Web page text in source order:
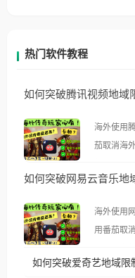
热门软件教程
如何突破腾讯视频地域
海外使用
茄取消海外地区限制。
示语。 海外用户如香港、澳门、台湾、美国、加拿
像其他音
仅能在中国大陆地区
使用番茄
如何突破网易云音乐地
海外使用
用番茄取消海外地
播放”的提示语。 海外用户如香港
如何突破爱奇艺地域限